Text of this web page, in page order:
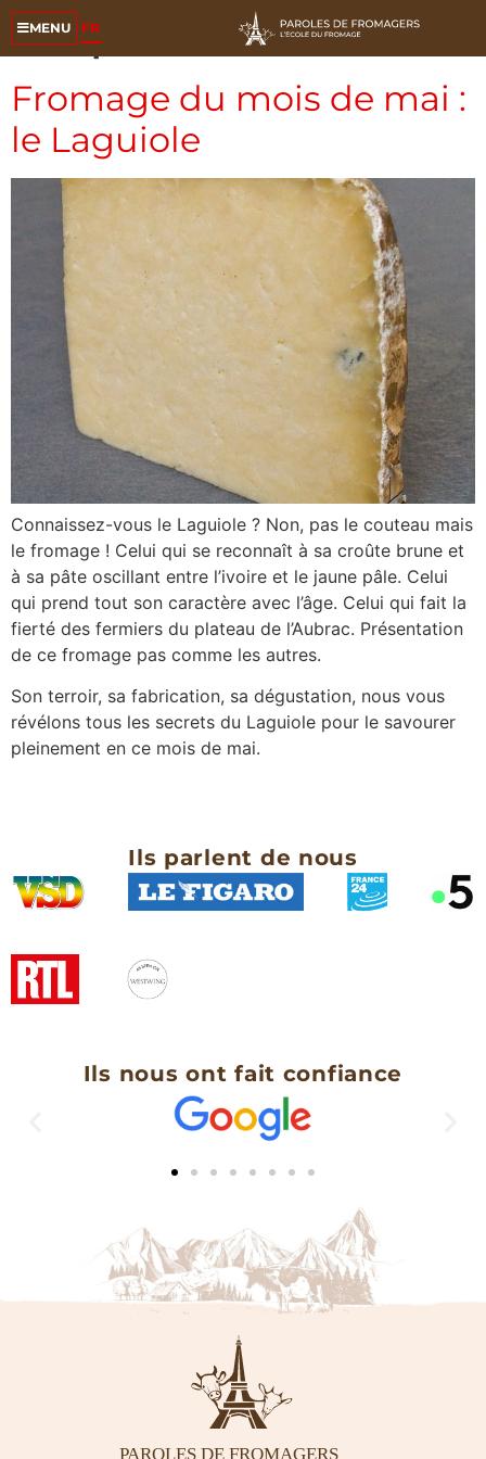
MENU FR
Étiquette :terroir
Fromage du mois de mai :
le Laguiole
Connaissez-vous le Laguiole ? Non, pas le couteau mais
le fromage ! Celui qui se reconnaît à sa croûte brune et
à sa pâte oscillant entre l’ivoire et le jaune pâle. Celui
qui prend tout son caractère avec l’âge. Celui qui fait la
fierté des fermiers du plateau de l’Aubrac. Présentation
de ce fromage pas comme les autres.
Son terroir, sa fabrication, sa dégustation, nous vous
révélons tous les secrets du Laguiole pour le savourer
pleinement en ce mois de mai.
Ils parlent de nous
Ils nous ont fait confiance